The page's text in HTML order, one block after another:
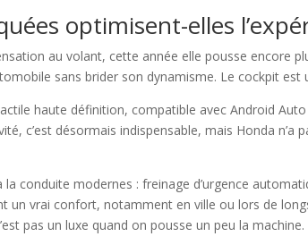
optimisent-elles
au volant, cette année elle pousse encore
sans brider son dynamisme. Le cockpit est
haute définition, compatible avec Android
c’est désormais indispensable, mais Honda n’a
conduite modernes : freinage d’urgence
un vrai confort, notamment en ville ou lors de
pas un luxe quand on pousse un peu la machine.